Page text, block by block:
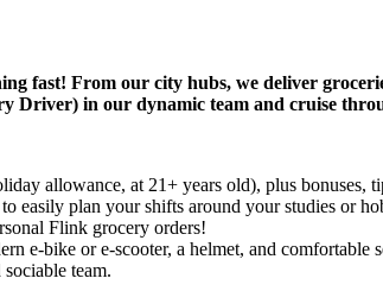
fast! From our city hubs, we deliver
Driver) in our dynamic team and cruise
allowance, at 21+ years old), plus bonuses,
easily plan your shifts around your studies or
Flink grocery orders!
e-bike or e-scooter, a helmet, and
team.